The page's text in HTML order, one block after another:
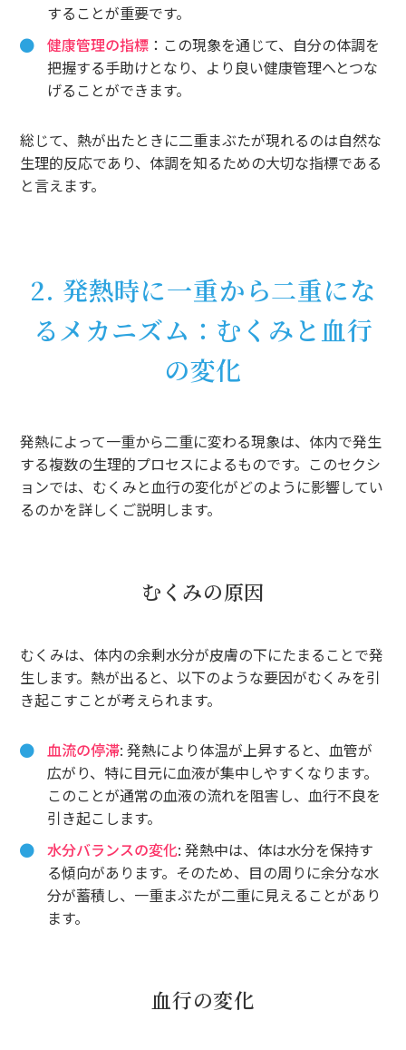
することが重要です。
健康管理の指標 ：この現象を通じて、自分の体調を
把握する手助けとなり、より良い健康管理へとつな
げることができます。
総じて、熱が出たときに二重まぶたが現れるのは自然な
生理的反応であり、体調を知るための大切な指標である
と言えます。
2. 発熱時に一重から二重にな
るメカニズム：むくみと血行
の変化
発熱によって一重から二重に変わる現象は、体内で発生
する複数の生理的プロセスによるものです。このセクシ
ョンでは、むくみと血行の変化がどのように影響してい
るのかを詳しくご説明します。
むくみの原因
むくみは、体内の余剰水分が皮膚の下にたまることで発
生します。熱が出ると、以下のような要因がむくみを引
き起こすことが考えられます。
血流の停滞: 発熱により体温が上昇すると、血管が
広がり、特に目元に血液が集中しやすくなります。
このことが通常の血液の流れを阻害し、血行不良を
引き起こします。
水分バランスの変化: 発熱中は、体は水分を保持す
る傾向があります。そのため、目の周りに余分な水
分が蓄積し、一重まぶたが二重に見えることがあり
ます。
血行の変化